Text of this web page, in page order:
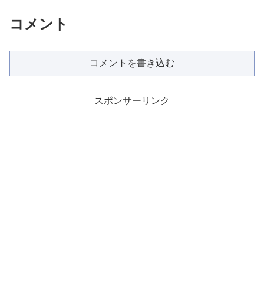
コメント
コメントを書き込む
スポンサーリンク